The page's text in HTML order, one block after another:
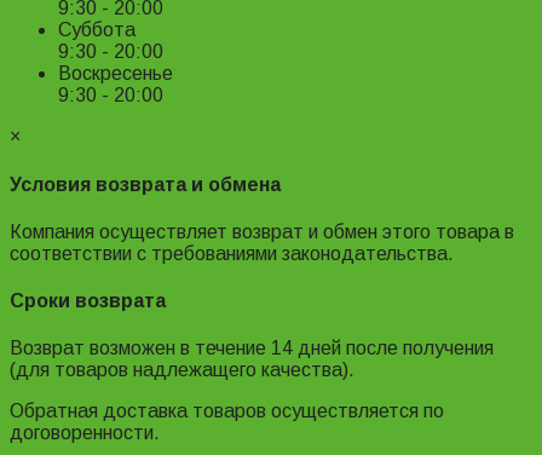
9:30 - 20:00
Суббота
9:30 - 20:00
Воскресенье
9:30 - 20:00
×
Условия возврата и обмена
Компания осуществляет возврат и обмен этого товара в
соответствии с требованиями законодательства.
Сроки возврата
Возврат возможен в течение 14 дней после получения
(для товаров надлежащего качества).
Обратная доставка товаров осуществляется по
договоренности.